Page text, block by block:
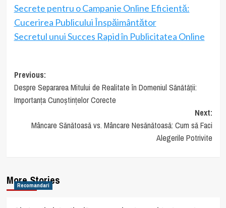
Secrete pentru o Campanie Online Eficientă:
Cucerirea Publicului Înspăimântător
Secretul unui Succes Rapid în Publicitatea Online
Post
navigation
Previous:
Despre Separarea Mitului de Realitate în Domeniul Sănătății:
Importanța Cunoștințelor Corecte
Next:
Mâncare Sănătoasă vs. Mâncare Nesănătoasă: Cum să Faci
Alegerile Potrivite
More Stories
Recomandari